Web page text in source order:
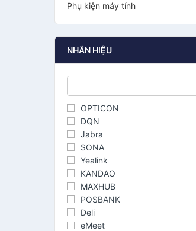
Phụ kiện máy tính
NHÃN HIỆU
OPTICON
DQN
Jabra
SONA
Yealink
KANDAO
MAXHUB
POSBANK
Deli
eMeet